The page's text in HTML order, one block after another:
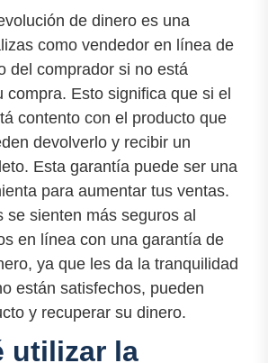
de dinero es una
como vendedor en línea de
del comprador si no está
compra. Esto significa que si el
contento con el producto que
devolverlo y recibir un
Esta garantía puede ser una
para aumentar tus ventas.
se sienten más seguros al
en línea con una garantía de
ya que les da la tranquilidad
están satisfechos, pueden
y recuperar su dinero.
utilizar la